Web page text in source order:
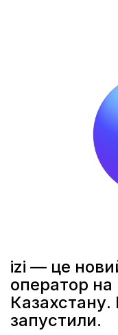
izi — це
оператор на
Казахстану.
запустили.